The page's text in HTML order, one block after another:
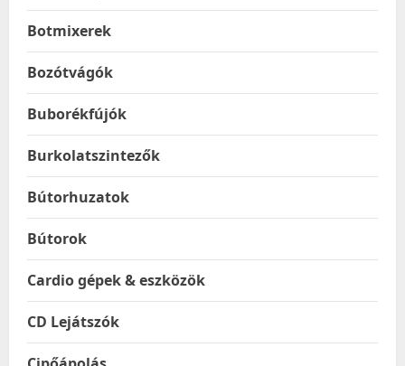
Botmixerek
Bozótvágók
Buborékfújók
Burkolatszintezők
Bútorhuzatok
Bútorok
Cardio gépek & eszközök
CD Lejátszók